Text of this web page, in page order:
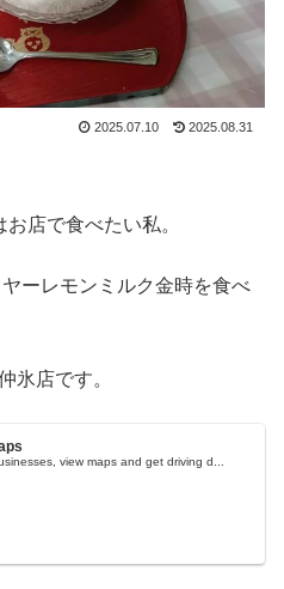
2025.07.10 2025.08.31
店で食べたい私。
ーレモンミルク金時を食べ
氷店です。
view maps and get driving d...